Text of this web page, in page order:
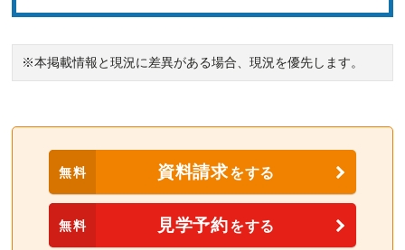
※本掲載情報と現況に差異がある場合、現況を優先します。
無料 資料請求をする
無料 見学予約をする